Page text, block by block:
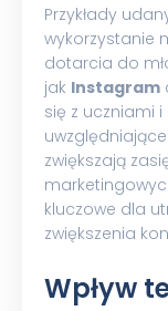
Przykłady
wykorzystanie
dotarcia do
jak Instagram
się z uczniami
zwiększają
kluczowe dla
zwiększenia
Wpływ